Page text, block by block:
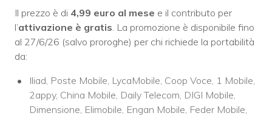
Il prezzo è di 4,99 euro al mese e il contributo per
l’attivazione è gratis . La promozione è disponibile fino
al 27/6/26 (salvo proroghe) per chi richiede la portabilità
da:
Iliad, Poste Mobile, LycaMobile, Coop Voce, 1 Mobile,
2appy, China Mobile, Daily Telecom, DIGI Mobile,
Dimensione, Elimobile, Engan Mobile, Feder Mobile,